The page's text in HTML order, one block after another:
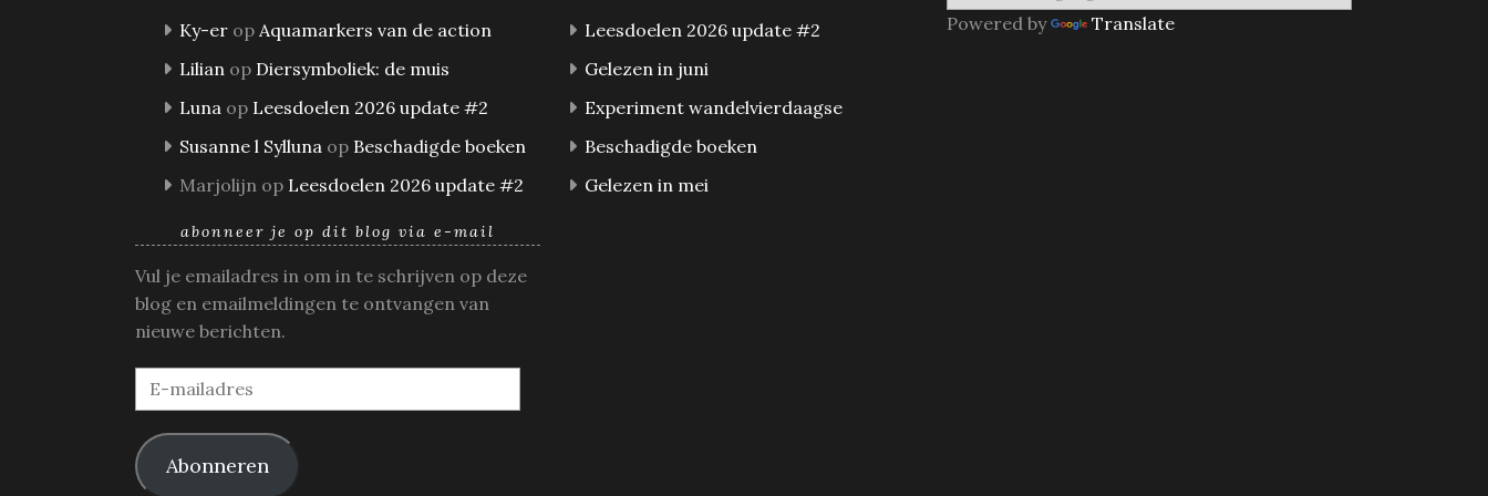
Ky-er op Aquamarkers van de action
Lilian op Diersymboliek: de muis
Luna op Leesdoelen 2026 update #2
Susanne l Sylluna op Beschadigde boeken
Marjolijn op Leesdoelen 2026 update #2
Leesdoelen 2026 update #2
Gelezen in juni
Experiment wandelvierdaagse
Beschadigde boeken
Gelezen in mei
Powered by Translate
abonneer je op dit blog via e-mail
Vul je emailadres in om in te schrijven op deze
blog en emailmeldingen te ontvangen van
nieuwe berichten.
E-
mailadres
Abonneren